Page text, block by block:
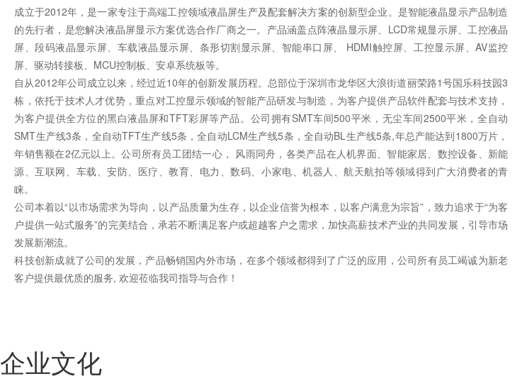
成立于2012年，是一家专注于高端工控领域液晶屏生产及配套解决方案的创新型企业。是智能液晶显示产品制造
的先行者，是您解决液晶屏显示方案优选合作厂商之一。产品涵盖点阵液晶显示屏、LCD常规显示屏、工控液晶
屏、段码液晶显示屏、车载液晶显示屏、条形切割显示屏、智能串口屏、 HDMI触控屏、工控显示屏、AV监控
屏、驱动转接板、MCU控制板、安卓系统板等。
自从2012年公司成立以来，经过近10年的创新发展历程。总部位于深圳市龙华区大浪街道丽荣路1号国乐科技园3
栋，依托于技术人才优势，重点对工控显示领域的智能产品研发与制造，为客户提供产品软件配套与技术支持，
为客户提供全方位的黑白液晶屏和TFT彩屏等产品。公司拥有SMT车间500平米，无尘车间2500平米，全自动
SMT生产线3条，全自动TFT生产线5条，全自动LCM生产线5条，全自动BL生产线5条,年总产能达到1800万片，
年销售额在2亿元以上。公司所有员工团结一心， 风雨同舟，各类产品在人机界面、智能家居、数控设备、新能
源、互联网、车载、安防、医疗、教育、电力、数码、小家电、机器人、航天航拍等领域得到广大消费者的青
睐。
公司本着以“以市场需求为导向，以产品质量为生存，以企业信誉为根本，以客户满意为宗旨”，致力追求于“为客
户提供一站式服务”的完美结合，承若不断满足客户或超越客户之需求，加快高薪技术产业的共同发展，引导市场
发展新潮流。
科技创新成就了公司的发展，产品畅销国内外市场，在多个领域都得到了广泛的应用，公司所有员工竭诚为新老
客户提供最优质的服务, 欢迎莅临我司指导与合作！
企业文化